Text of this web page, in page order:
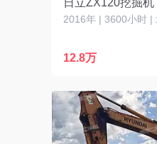
日立ZX120挖掘机
2016年 | 3600小时 |
12.8万